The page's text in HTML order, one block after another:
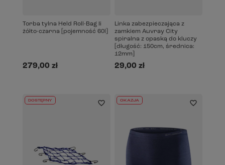
Torba tylna Held Roll-Bag Ii
żółto-czarna [pojemność 60l]
279,00 zł
Linka zabezpieczająca z
zamkiem Auvray City
spiralna z opaską do kluczy
[długość: 150cm, średnica:
12mm]
29,00 zł
DOSTĘPNY OKAZJA